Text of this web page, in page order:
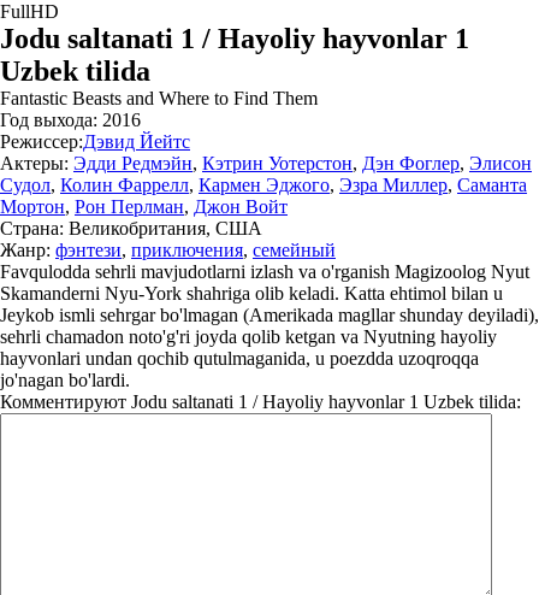
FullHD
Jodu saltanati 1 / Hayoliy hayvonlar 1
Uzbek tilida
Fantastic Beasts and Where to Find Them
Год выхода: 2016
Режиссер:Дэвид Йейтс
Актеры: Эдди Редмэйн, Кэтрин Уотерстон, Дэн Фоглер, Элисон
Судол, Колин Фаррелл, Кармен Эджого, Эзра Миллер, Саманта
Мортон, Рон Перлман, Джон Войт
Страна: Великобритания, США
Жанр: фэнтези, приключения, семейный
Favqulodda sehrli mavjudotlarni izlash va o'rganish Magizoolog Nyut
Skamanderni Nyu-York shahriga olib keladi. Katta ehtimol bilan u
Jeykob ismli sehrgar bo'lmagan (Amerikada magllar shunday deyiladi),
sehrli chamadon noto'g'ri joyda qolib ketgan va Nyutning hayoliy
hayvonlari undan qochib qutulmaganida, u poezdda uzoqroqqa
jo'nagan bo'lardi.
Комментируют Jodu saltanati 1 / Hayoliy hayvonlar 1 Uzbek tilida: